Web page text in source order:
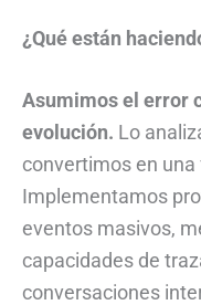
¿Qué están
Asumimos el error
evolución. Lo
convertimos en
Implementamos
eventos masivos,
capacidades de
conversaciones